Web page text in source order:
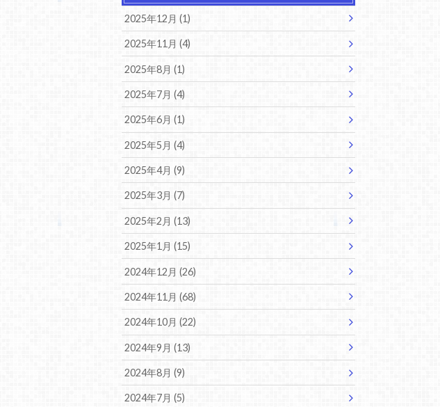
2025年12月 (1)
2025年11月 (4)
2025年8月 (1)
2025年7月 (4)
2025年6月 (1)
2025年5月 (4)
2025年4月 (9)
2025年3月 (7)
2025年2月 (13)
2025年1月 (15)
2024年12月 (26)
2024年11月 (68)
2024年10月 (22)
2024年9月 (13)
2024年8月 (9)
2024年7月 (5)